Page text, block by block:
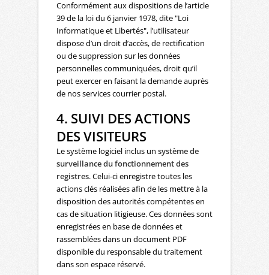
Conformément aux dispositions de l’article
39 de la loi du 6 janvier 1978, dite "Loi
Informatique et Libertés", l’utilisateur
dispose d’un droit d’accès, de rectification
ou de suppression sur les données
personnelles communiquées, droit qu’il
peut exercer en faisant la demande auprès
de nos services courrier postal.
4. SUIVI DES ACTIONS
DES VISITEURS
Le système logiciel inclus un système de
surveillance du fonctionnement des
registres. Celui-ci enregistre toutes les
actions clés réalisées afin de les mettre à la
disposition des autorités compétentes en
cas de situation litigieuse. Ces données sont
enregistrées en base de données et
rassemblées dans un document PDF
disponible du responsable du traitement
dans son espace réservé.